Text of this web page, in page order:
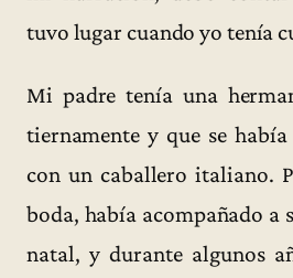
tuvo lugar cuando yo tenía
Mi padre tenía una
tiernamente y que se
con un caballero italiano.
boda, había acompañado a
natal, y durante algunos